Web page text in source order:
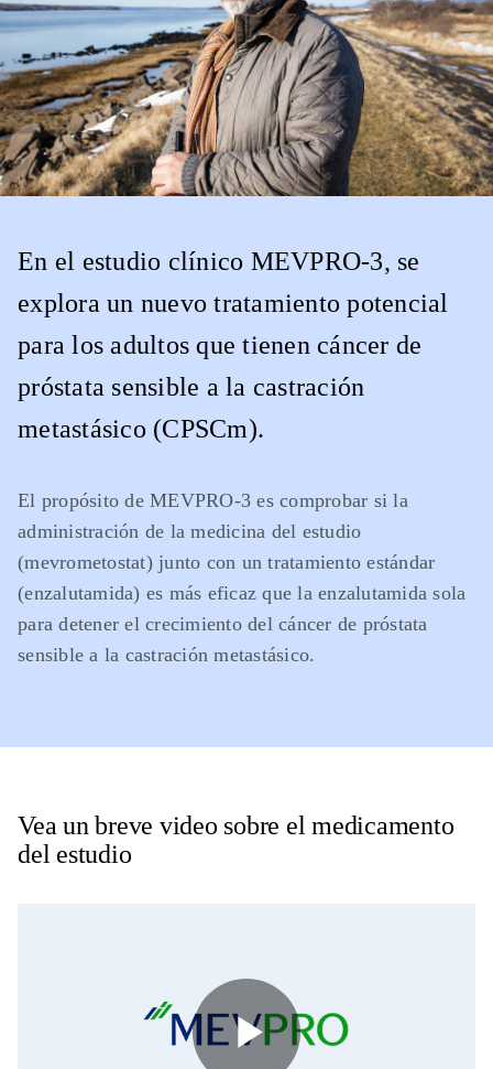
En el estudio clínico MEVPRO-3, se
explora un nuevo tratamiento potencial
para los adultos que tienen cáncer de
próstata sensible a la castración
metastásico (CPSCm).
El propósito de MEVPRO-3 es comprobar si la
administración de la medicina del estudio
(mevrometostat) junto con un tratamiento estándar
(enzalutamida) es más eficaz que la enzalutamida sola
para detener el crecimiento del cáncer de próstata
sensible a la castración metastásico.
Vea un breve video sobre el medicamento
del estudio